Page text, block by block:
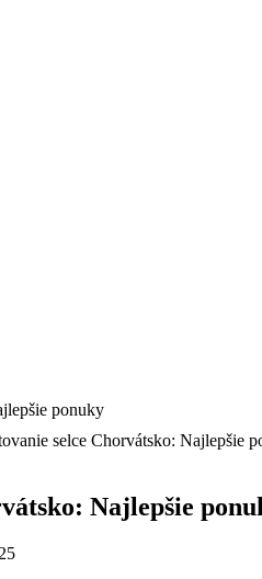
selce Chorvátsko: Najlepšie
Najlepšie